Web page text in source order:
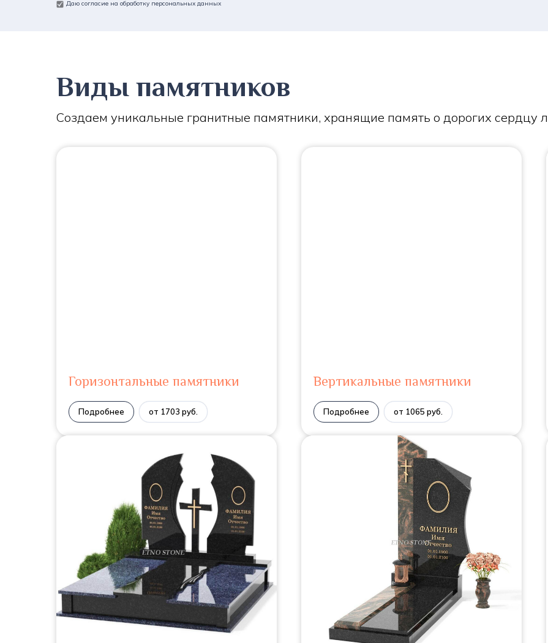
Даю согласие на обработку персональных данных
Виды памятников
Создаем уникальные гранитные памятники, хранящие память о дорогих сердцу
Горизонтальные памятники
Подробнее от 1703 руб.
Вертикальные памятники
Подробнее от 1065 руб.